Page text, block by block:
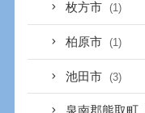
枚方市 (1)
柏原市 (1)
池田市 (3)